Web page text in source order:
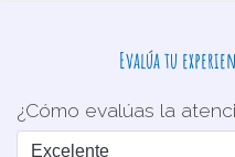
Evalúa tu
¿Cómo evalúas la